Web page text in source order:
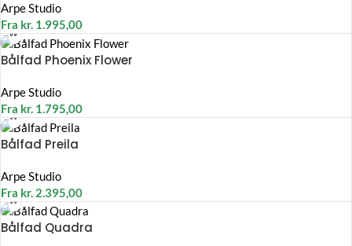
Arpe Studio
Fra kr. 1.995,00
Bålfad Phoenix Flower
Arpe Studio
Fra kr. 1.795,00
Bålfad Preila
Arpe Studio
Fra kr. 2.395,00
Bålfad Quadra